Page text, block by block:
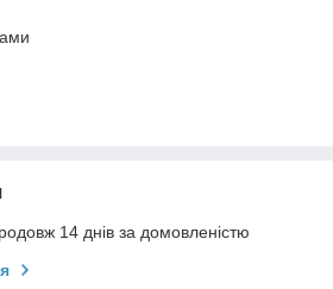
14 днів за домовленістю